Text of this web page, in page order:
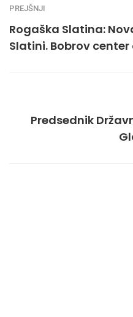
PREJŠNJI
Rogaška Slatina:
Slatini. Bobrov
Predsednik